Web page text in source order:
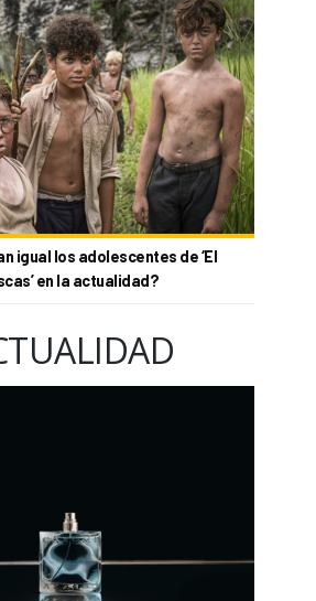
igual los adolescentes de ‘El
en la actualidad?